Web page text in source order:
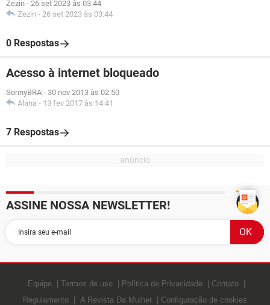
Zezin - 26 set 2023 às 03:44
Zezin - 26 set 2023 às 03:44
0 Respostas
Acesso à internet bloqueado
SonnyBRA - 30 nov 2013 às 02:50
Alana - 13 fev 2017 às 14:41
7 Respostas
ASSINE NOSSA NEWSLETTER!
Equipe Termos de uso Política de Privacidade
Contato
Regulamento
A Revista Da Mulher Configuração de cookies